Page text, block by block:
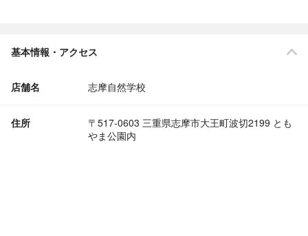
基本情報・アクセス
店舗名 志摩自然学校
住所
〒517-0603 三重県志摩市大王町波切2199 とも
やま公園内